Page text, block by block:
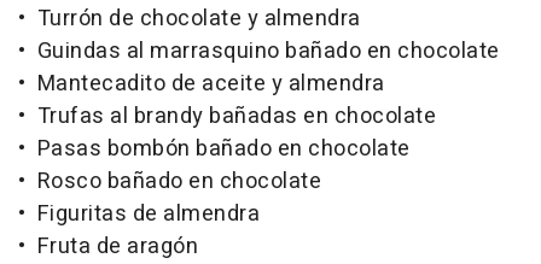
• Turrón de chocolate y almendra
• Guindas al marrasquino bañado en chocolate
• Mantecadito de aceite y almendra
• Trufas al brandy bañadas en chocolate
• Pasas bombón bañado en chocolate
• Rosco bañado en chocolate
• Figuritas de almendra
• Fruta de aragón